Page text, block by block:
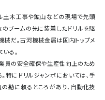
ル土木工事や鉱山などの現場で先頭
ブームの先に装着したドリルを駆
だ。古河機械金属は国内トップメ
る。
員の安全確保や生産性向上のため
特にドリルジャンボにおいては、手
勘に頼るところがあり、自動化技